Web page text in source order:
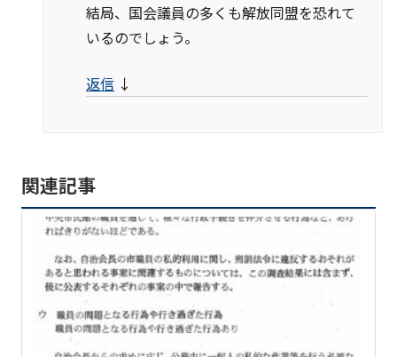
結局、国会議員の多くも解放同盟を恐れて
いるのでしょう。
返信 ↓
関連記事